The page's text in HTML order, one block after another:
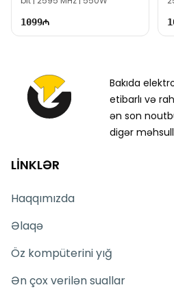
1099
Bakıda
etibarlı və
ən son
digər
LİNKLƏR
Haqqımızda
Əlaqə
Öz kompüterini yığ
Ən çox verilən suallar